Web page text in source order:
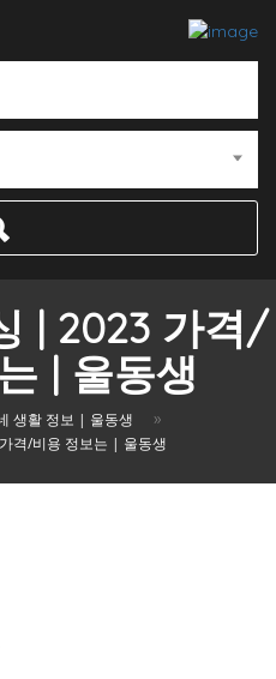
| 2023 가격/
| 울동생
생활 정보 | 울동생 »
격/비용 정보는 | 울동생